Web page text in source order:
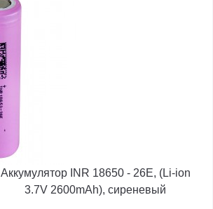
Аккумулятор INR 18650 - 26E, (Li-ion
3.7V 2600mAh), сиреневый